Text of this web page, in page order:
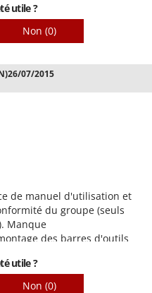
utile ?
Non (0)
26/07/2015
de manuel d'utilisation et
du groupe (seuls
Manque
des barres d'outils
utile ?
Non (0)